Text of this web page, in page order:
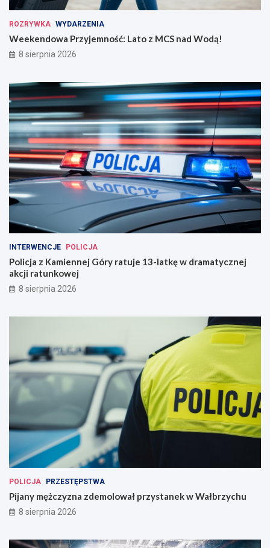
ROZRYWKA WYDARZENIA
Weekendowa Przyjemność: Lato z MCS nad Wodą!
8 sierpnia 2026
INTERWENCJE POLICJA
Policja z Kamiennej Góry ratuje 13-latkę w dramatycznej
akcji ratunkowej
8 sierpnia 2026
POLICJA PRZESTĘPSTWA
Pijany mężczyzna zdemolował przystanek w Wałbrzychu
8 sierpnia 2026